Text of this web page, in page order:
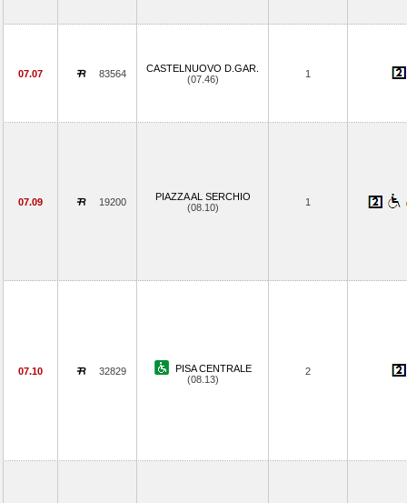
07.07 83564
CASTELNUOVO D.GAR.
(07.46)
1
07.09 19200
PIAZZA AL SERCHIO
(08.10)
1
07.10 32829
PISA CENTRALE
(08.13)
2